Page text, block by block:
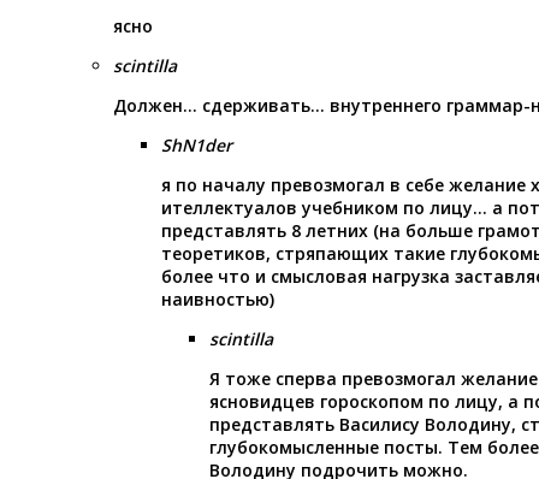
ясно
scintilla
Должен… сдерживать… внутреннего
ShN1der
я по началу превозмогал в себе желание
ителлектуалов учебником по лицу… а
представлять 8 летних (на больше
теоретиков, стряпающих такие
более что и смысловая нагрузка
наивностью)
scintilla
Я тоже сперва превозмогал
ясновидцев гороскопом по лицу, а
представлять Василису Володину,
глубокомысленные посты. Тем
Володину подрочить можно.